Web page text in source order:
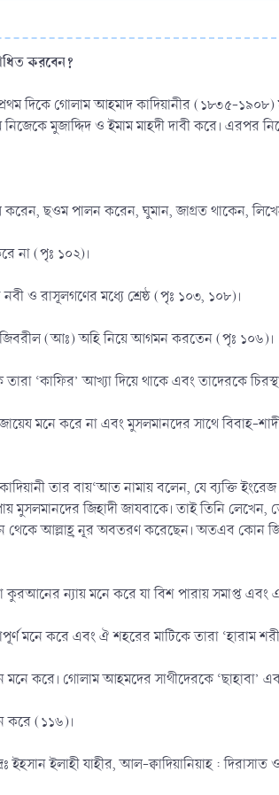
করবেন?
দিকে গোলাম আহমাদ কাদিয়ানীর (১৮৩৫-
মুজাদ্দিদ ও ইমাম মাহদী দাবী করে। এরপর
করেন, ছওম পালন করেন, ঘুমান, জাগ্রত থাকেন,
না (পৃঃ ১০২)।
ও রাসূলগণের মধ্যে শ্রেষ্ঠ (পৃঃ ১০৩, ১০৮)।
জিবরীল (আঃ) অহি নিয়ে আগমন করতেন (পৃঃ ১০৬)।
‘কাফির’ আখ্যা দিয়ে থাকে এবং তাদেরকে
মনে করে না এবং মুসলমানদের সাথে বিবাহ-
তার বায়‘আত নামায় বলেন, যে ব্যক্তি
জিহাদী জাযবাকে। তাই তিনি লেখেন,
আল্লাহ্র নূর অবতরণ করেছেন। অতএব কোন
ন্যায় মনে করে যা বিশ পারায় সমাপ্ত এবং
মনে করে এবং ঐ শহরের মাটিকে তারা ‘হারাম
মনে করে। গোলাম আহমদের সাথীদেরকে ‘ছাহাবা’
করে (১১৬)।
ইহসান ইলাহী যাহীর, আল-ক্বাদিয়ানিয়াহ :